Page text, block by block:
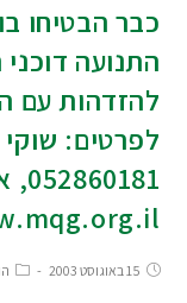
כבר הבטיחו
התנועה
להזדהות עם
לפרטים: שוקי
15 באוגוסט 2003